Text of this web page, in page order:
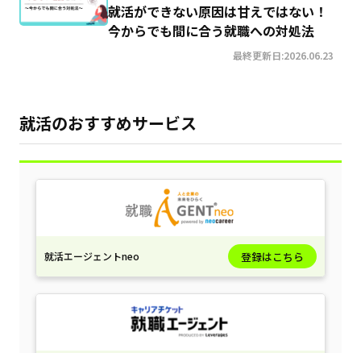
就活ができない原因は甘えではない！
今からでも間に合う就職への対処法
最終更新日:2026.06.23
就活のおすすめサービス
就活エージェントneo 登録はこちら